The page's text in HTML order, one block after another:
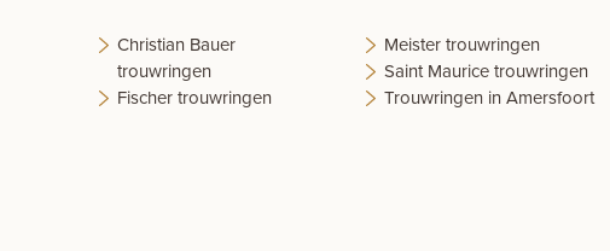
Christian Bauer
trouwringen
Fischer trouwringen
Meister trouwringen
Saint Maurice trouwringen
Trouwringen in Amersfoort